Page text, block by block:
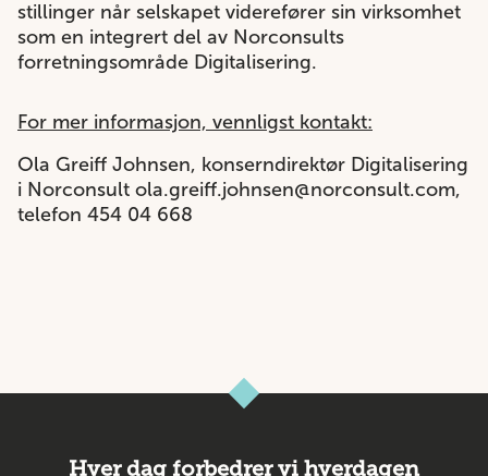
stillinger når selskapet viderefører sin virksomhet
som en integrert del av Norconsults
forretningsområde Digitalisering.
For mer informasjon, vennligst kontakt:
Ola Greiff Johnsen, konserndirektør Digitalisering
i Norconsult ola.greiff.johnsen@norconsult.com,
telefon 454 04 668
Hver dag forbedrer vi hverdagen